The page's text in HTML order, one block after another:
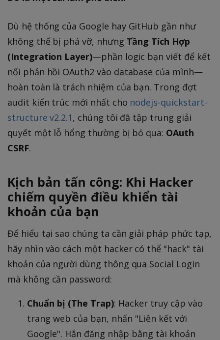
Dù hệ thống của Google hay GitHub gần như
không thể bị phá vỡ, nhưng Tầng Tích Hợp
(Integration Layer)—phần logic bạn viết để kết
nối phản hồi OAuth2 vào database của mình—
hoàn toàn là trách nhiệm của bạn. Trong đợt
audit kiến trúc mới nhất cho nodejs-quickstart-
structure v2.2.1, chúng tôi đã tập trung giải
quyết một lỗ hổng thường bị bỏ qua: OAuth
CSRF.
Kịch bản tấn công: Khi Hacker
chiếm quyền điều khiển tài
khoản của bạn
Để hiểu tại sao chúng ta cần giải pháp phức tạp,
hãy nhìn vào cách một hacker có thể "hack" tài
khoản của người dùng thông qua Social Login
mà không cần password:
Chuẩn bị (The Trap): Hacker truy cập vào
trang web của bạn, nhấn "Liên kết với
Google". Hắn đăng nhập bằng tài khoản